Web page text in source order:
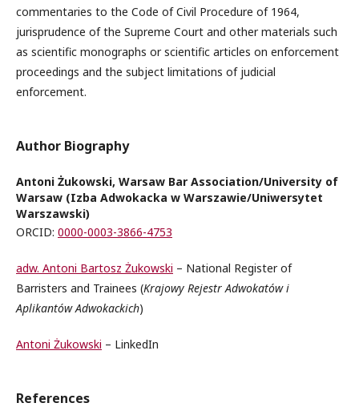
commentaries to the Code of Civil Procedure of 1964,
jurisprudence of the Supreme Court and other materials such
as scientific monographs or scientific articles on enforcement
proceedings and the subject limitations of judicial
enforcement.
Author Biography
Antoni Żukowski, Warsaw Bar Association/University of
Warsaw (Izba Adwokacka w Warszawie/Uniwersytet
Warszawski)
ORCID: 0000-0003-3866-4753
adw. Antoni Bartosz Żukowski – National Register of
Barristers and Trainees (Krajowy Rejestr Adwokatów i
Aplikantów Adwokackich)
Antoni Żukowski – LinkedIn
References